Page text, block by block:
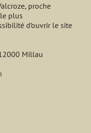
proche
plus
d’ouvrir le site
Millau